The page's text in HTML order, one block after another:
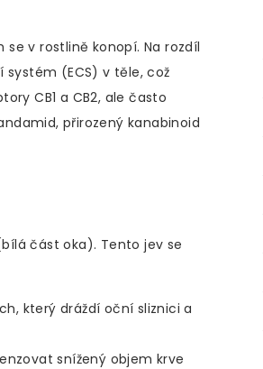
se v rostlině konopí. Na rozdíl
(ECS) v těle, což
CB1 a CB2, ale často
přirozený kanabinoid
část oka). Tento jev se
který dráždí oční sliznici a
snížený objem krve